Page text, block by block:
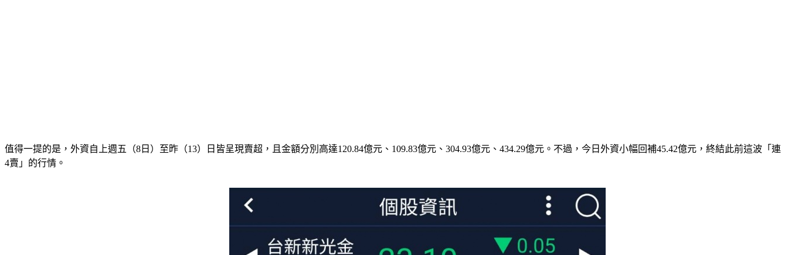
值得一提的是，外資自上週五（8日）至昨（13）日皆呈現賣超，且金額分別高達120.84億元、109.83億元、304.93億元、434.29億元。不過，今日外資小幅回補45.42億元，終結此前這波「連
4賣」的行情。